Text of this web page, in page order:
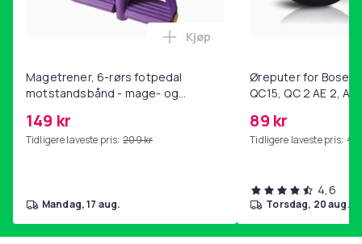
Magetrener, 6-rørs fotpedal
motstandsbånd - mage- og
hjemmegymnastikk Purple
149 kr
Tidligere laveste pris: 209 kr
Legg Magetrener, 6-rørs
Kjøp
mandag, 17 aug.
Øreputer for Bose
QC15, QC 2 AE 2, AE
89 kr
Tidligere laveste pris: 99
4,6
torsdag, 20 aug.